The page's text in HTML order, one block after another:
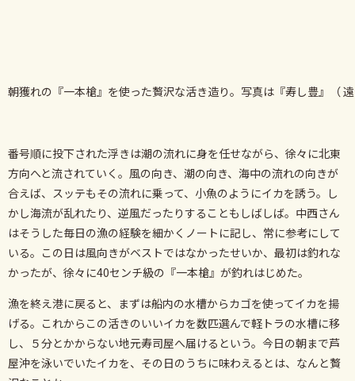
朝獲れの『一本槍』を使った贅沢な活き造り。写真は『寿し豊』（
番号順に投下された浮きは潮の流れに身を任せながら、徐々に北東
方向へと流されていく。風の向き、潮の向き、海中の流れの向きが
合えば、スッテもその流れに乗って、小魚のようにイカを誘う。し
かし海流が乱れたり、逆風だったりすることもしばしば。中西さん
はそうした毎日の漁の経験を細かくノートに記し、常に参考にして
いる。この日は風向きがベストではなかったせいか、最初は釣れな
かったが、徐々に40センチ級の『一本槍』が釣れはじめた。
漁を終え港に戻ると、まずは船内の水槽からカゴを使ってイカを揚
げる。これからこの活きのいいイカを数匹選んで軽トラの水槽に移
し、５分とかからない地元寿司屋へ届けるという。今日の朝まで芦
屋沖を泳いでいたイカを、その日のうちに味わえるとは、なんと贅